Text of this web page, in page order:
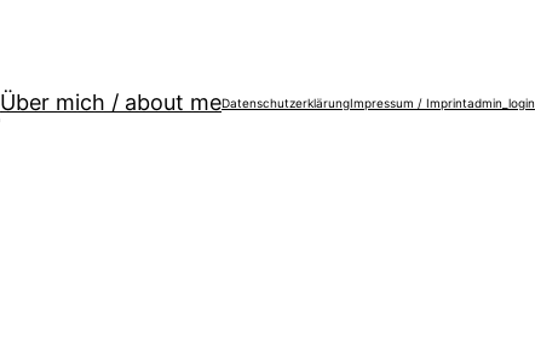
Über mich / about meDatenschutzerklärungImpressum / Imprintadmin_login